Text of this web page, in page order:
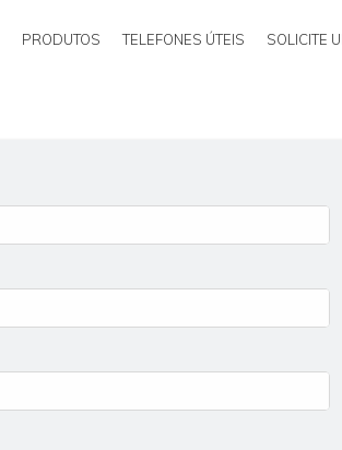
PRODUTOS TELEFONES ÚTEIS SOLICITE